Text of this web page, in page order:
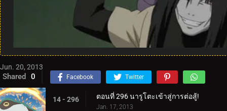
Jun. 20, 2013
Shared 0 Facebook Twitter
14 - 296 ตอนที่ 296 นารูโตะเข้าสู่การต่อสู้!
Jan. 17, 2013